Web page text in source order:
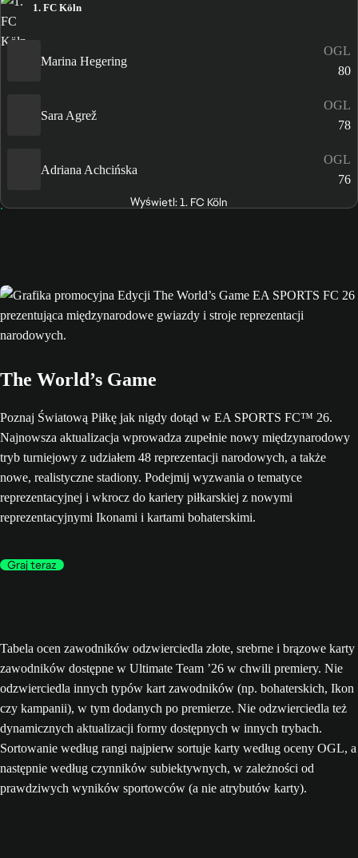
1. FC Köln
Marina Hegering
OGL
80
Sara Agrež
OGL
78
Adriana Achcińska
OGL
76
Wyświetl: 1. FC Köln
The World’s Game
Poznaj Światową Piłkę jak nigdy dotąd w EA SPORTS FC™ 26.
Najnowsza aktualizacja wprowadza zupełnie nowy międzynarodowy
tryb turniejowy z udziałem 48 reprezentacji narodowych, a także
nowe, realistyczne stadiony. Podejmij wyzwania o tematyce
reprezentacyjnej i wkrocz do kariery piłkarskiej z nowymi
reprezentacyjnymi Ikonami i kartami bohaterskimi.
Graj teraz
Tabela ocen zawodników odzwierciedla złote, srebrne i brązowe karty
zawodników dostępne w Ultimate Team ’26 w chwili premiery. Nie
odzwierciedla innych typów kart zawodników (np. bohaterskich, Ikon
czy kampanii), w tym dodanych po premierze. Nie odzwierciedla też
dynamicznych aktualizacji formy dostępnych w innych trybach.
Sortowanie według rangi najpierw sortuje karty według oceny OGL, a
następnie według czynników subiektywnych, w zależności od
prawdziwych wyników sportowców (a nie atrybutów karty).